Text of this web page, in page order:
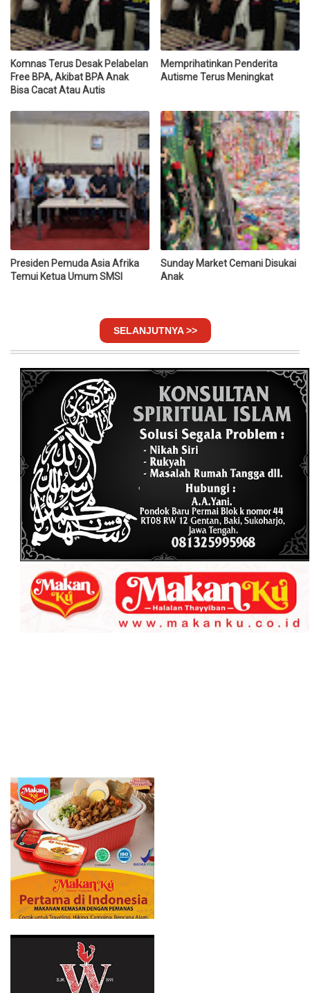
Komnas Terus Desak Pelabelan
Free BPA, Akibat BPA Anak
Bisa Cacat Atau Autis
Memprihatinkan Penderita
Autisme Terus Meningkat
Presiden Pemuda Asia Afrika
Temui Ketua Umum SMSI
Sunday Market Cemani Disukai
Anak
SELANJUTNYA >>